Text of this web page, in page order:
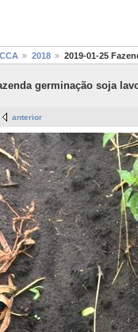
2018 2019-01-25
germinação soja
anterior